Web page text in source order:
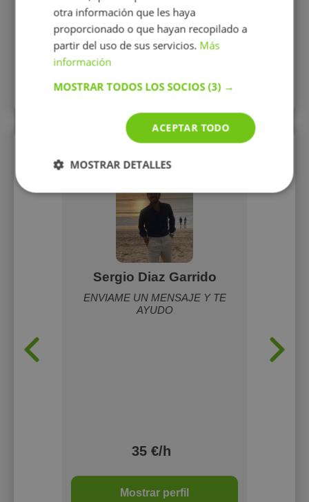
Titulo:
ingeniero quimico
Edad:
26-35
Experiencia:
más de 5 años
los
Sergio Diaz Garrido
ENVIAME UN MENSAJE Y TE
AYUDO
35 €/h
Mostrar perfil
otra información que les haya
proporcionado o que hayan recopilado a
partir del uso de sus servicios. Más
información
MOSTRAR TODOS LOS SOCIOS(3) →
ACEPTAR TODO
MOSTRAR DETALLES